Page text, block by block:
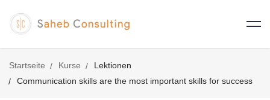
Startseite Kurse
Lektionen
Communication skills are the most important skills for success